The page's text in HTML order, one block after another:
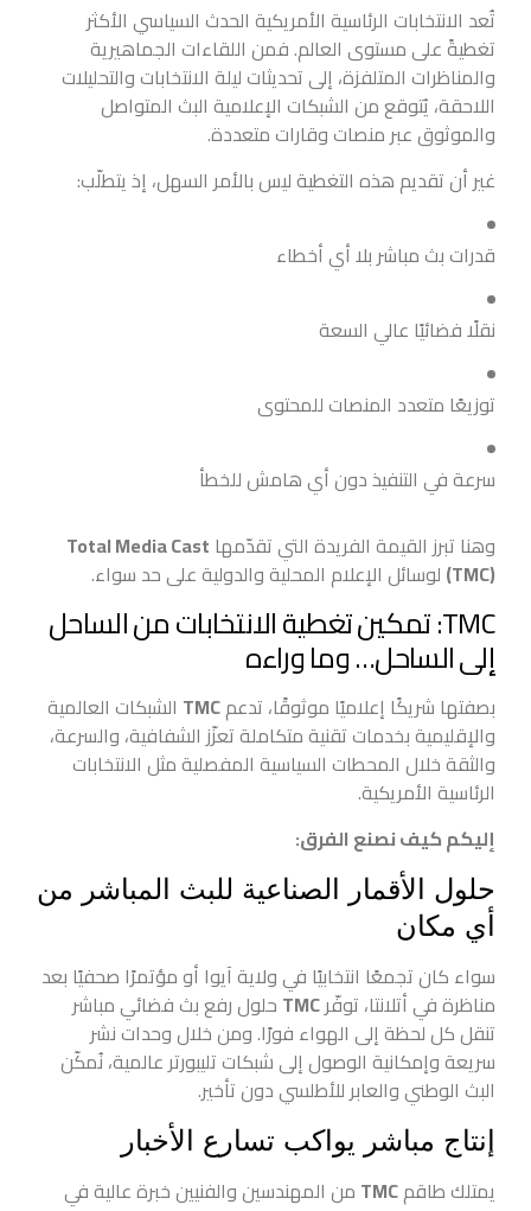
تُعد الانتخابات الرئاسية الأمريكية الحدث السياسي الأكثر
تغطيةً على مستوى العالم. فمن اللقاءات الجماهيرية
والمناظرات المتلفزة، إلى تحديثات ليلة الانتخابات والتحليلات
اللاحقة، يُتوقع من الشبكات الإعلامية البث المتواصل
والموثوق عبر منصات وقارات متعددة.
غير أن تقديم هذه التغطية ليس بالأمر السهل، إذ يتطلّب:
قدرات بث مباشر بلا أي أخطاء
نقلًا فضائيًا عالي السعة
توزيعًا متعدد المنصات للمحتوى
سرعة في التنفيذ دون أي هامش للخطأ
وهنا تبرز القيمة الفريدة التي تقدّمها Total Media Cast
(TMC) لوسائل الإعلام المحلية والدولية على حد سواء.
TMC: تمكين تغطية الانتخابات من الساحل
إلى الساحل… وما وراءه
بصفتها شريكًا إعلاميًا موثوقًا، تدعمTMC الشبكات العالمية
والإقليمية بخدمات تقنية متكاملة تعزّز الشفافية، والسرعة،
والثقة خلال المحطات السياسية المفصلية مثل الانتخابات
الرئاسية الأمريكية.
إليكم كيف نصنع الفرق:
حلول الأقمار الصناعية للبث المباشر من
أي مكان
سواء كان تجمعًا انتخابيًا في ولاية آيوا أو مؤتمرًا صحفيًا بعد
مناظرة في أتلانتا، توفّرTMC حلول رفع بث فضائي مباشر
تنقل كل لحظة إلى الهواء فورًا. ومن خلال وحدات نشر
سريعة وإمكانية الوصول إلى شبكات تليبورتر عالمية، نُمكّن
البث الوطني والعابر للأطلسي دون تأخير.
إنتاج مباشر يواكب تسارع الأخبار
يمتلك طاقمTMC من المهندسين والفنيين خبرة عالية في